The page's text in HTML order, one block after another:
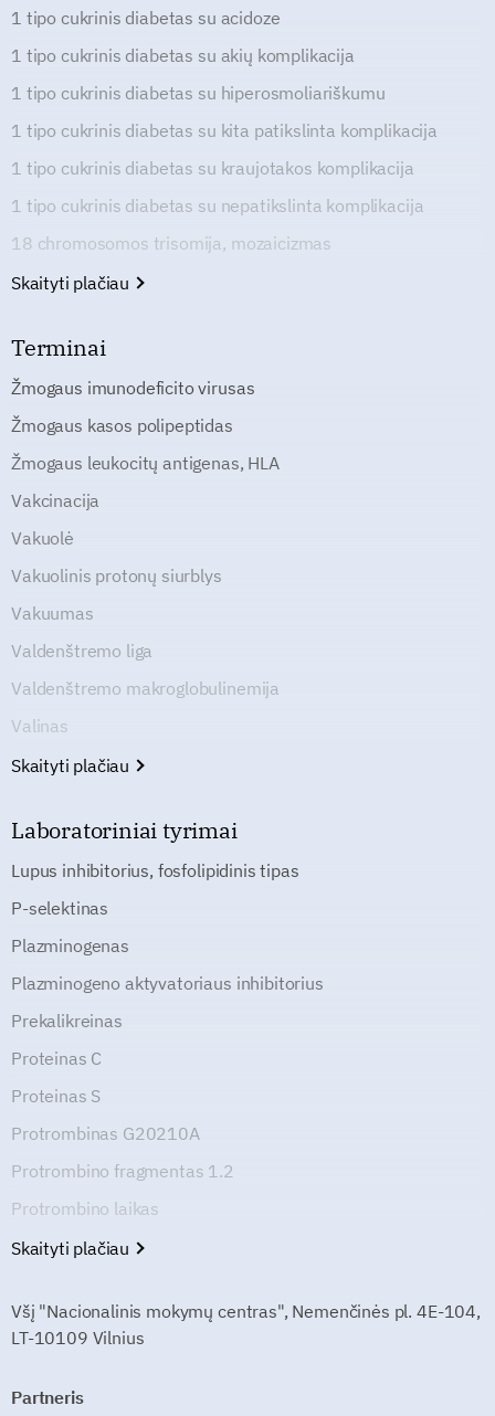
1 tipo cukrinis diabetas su acidoze
1 tipo cukrinis diabetas su akių komplikacija
1 tipo cukrinis diabetas su hiperosmoliariškumu
1 tipo cukrinis diabetas su kita patikslinta komplikacija
1 tipo cukrinis diabetas su kraujotakos komplikacija
1 tipo cukrinis diabetas su nepatikslinta komplikacija
18 chromosomos trisomija, mozaicizmas
Skaityti plačiau
Terminai
Žmogaus imunodeficito virusas
Žmogaus kasos polipeptidas
Žmogaus leukocitų antigenas, HLA
Vakcinacija
Vakuolė
Vakuolinis protonų siurblys
Vakuumas
Valdenštremo liga
Valdenštremo makroglobulinemija
Valinas
Skaityti plačiau
Laboratoriniai tyrimai
Lupus inhibitorius, fosfolipidinis tipas
P-selektinas
Plazminogenas
Plazminogeno aktyvatoriaus inhibitorius
Prekalikreinas
Proteinas C
Proteinas S
Protrombinas G20210A
Protrombino fragmentas 1.2
Protrombino laikas
Skaityti plačiau
Všį "Nacionalinis mokymų centras", Nemenčinės pl. 4E-104,
LT-10109 Vilnius
Partneris